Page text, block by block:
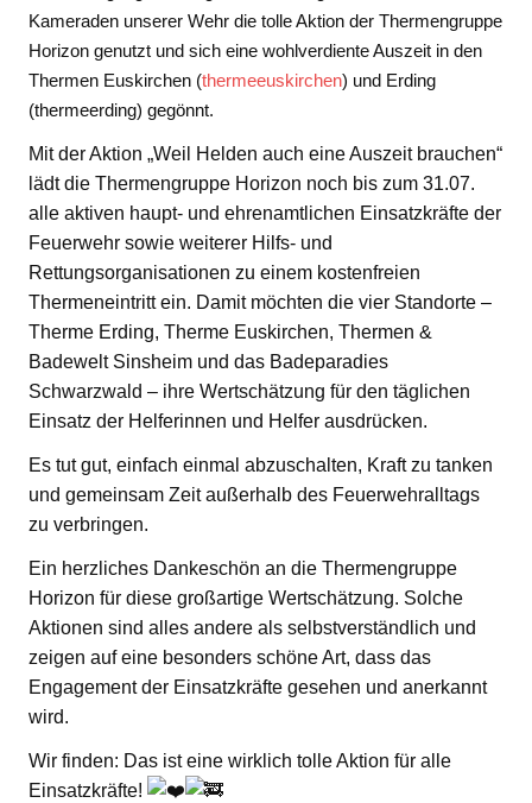
Kameraden unserer Wehr die tolle Aktion der Thermengruppe
Horizon genutzt und sich eine wohlverdiente Auszeit in den
Thermen Euskirchen (thermeeuskirchen) und Erding
(thermeerding) gegönnt.
Mit der Aktion „Weil Helden auch eine Auszeit brauchen“
lädt die Thermengruppe Horizon noch bis zum 31.07.
alle aktiven haupt- und ehrenamtlichen Einsatzkräfte der
Feuerwehr sowie weiterer Hilfs- und
Rettungsorganisationen zu einem kostenfreien
Thermeneintritt ein. Damit möchten die vier Standorte –
Therme Erding, Therme Euskirchen, Thermen &
Badewelt Sinsheim und das Badeparadies
Schwarzwald – ihre Wertschätzung für den täglichen
Einsatz der Helferinnen und Helfer ausdrücken.
Es tut gut, einfach einmal abzuschalten, Kraft zu tanken
und gemeinsam Zeit außerhalb des Feuerwehralltags
zu verbringen.
Ein herzliches Dankeschön an die Thermengruppe
Horizon für diese großartige Wertschätzung. Solche
Aktionen sind alles andere als selbstverständlich und
zeigen auf eine besonders schöne Art, dass das
Engagement der Einsatzkräfte gesehen und anerkannt
wird.
Wir finden: Das ist eine wirklich tolle Aktion für alle
Einsatzkräfte!